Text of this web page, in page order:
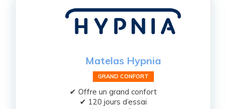
Matelas Hypnia
GRAND CONFORT
✔ Offre un grand confort
✔ 120 jours d’essai